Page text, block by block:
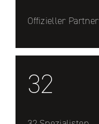
Offizieller Partner
32